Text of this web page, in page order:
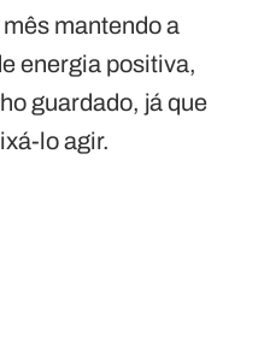
mantendo a
energia positiva,
guardado, já que
lo agir.